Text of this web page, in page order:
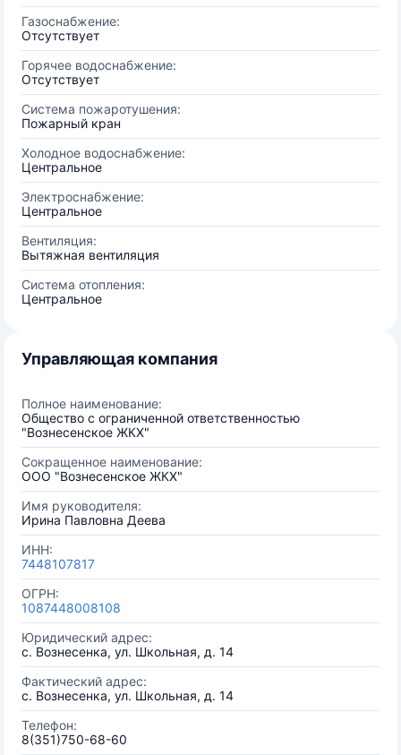
Газоснабжение:
Отсутствует
Горячее водоснабжение:
Отсутствует
Система пожаротушения:
Пожарный кран
Холодное водоснабжение:
Центральное
Электроснабжение:
Центральное
Вентиляция:
Вытяжная вентиляция
Система отопления:
Центральное
Управляющая компания
Полное наименование:
Общество с ограниченной ответственностью
"Вознесенское ЖКХ"
Сокращенное наименование:
ООО "Вознесенское ЖКХ"
Имя руководителя:
Ирина Павловна Деева
ИНН:
7448107817
ОГРН:
1087448008108
Юридический адрес:
с. Вознесенка, ул. Школьная, д. 14
Фактический адрес:
с. Вознесенка, ул. Школьная, д. 14
Телефон:
8(351)750-68-60